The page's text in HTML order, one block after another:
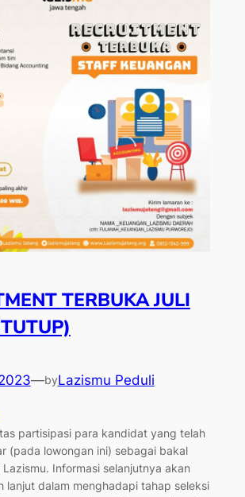
TERBUKA JULI
—byLazismu Peduli
partisipasi para kandidat yang telah
(pada lowongan ini) sebagai bakal
Informasi selanjutnya akan
lanjut dalam menghadapi tahap seleksi